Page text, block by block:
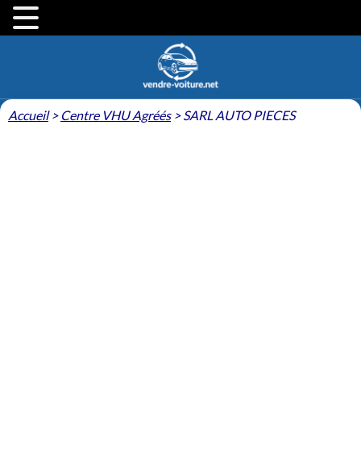
Accueil> Centre VHU Agréés>SARL AUTO PIECES